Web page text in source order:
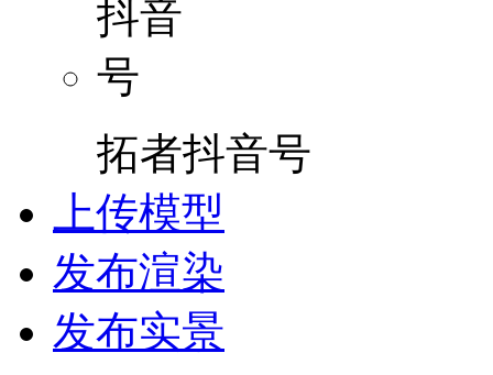
拓者抖音号
上传模型
发布渲染
发布实景